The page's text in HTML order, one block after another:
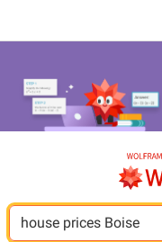
house prices Boise